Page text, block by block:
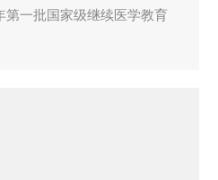
第一批国家级继续医学教育